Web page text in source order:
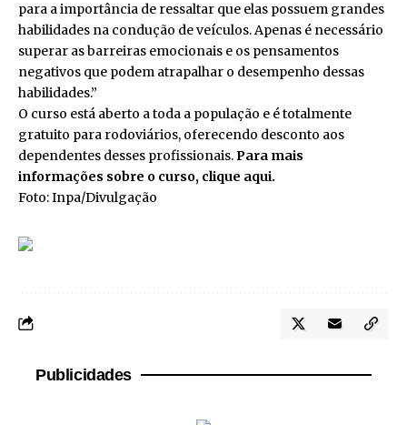
para a importância de ressaltar que elas possuem grandes
habilidades na condução de veículos. Apenas é necessário
superar as barreiras emocionais e os pensamentos
negativos que podem atrapalhar o desempenho dessas
habilidades.”
O curso está aberto a toda a população e é totalmente
gratuito para rodoviários, oferecendo desconto aos
dependentes desses profissionais.Para mais
informações sobre o curso, clique aqui.
Foto: Inpa/Divulgação
Publicidades